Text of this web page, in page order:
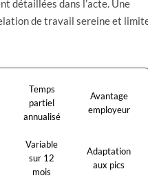
détaillées dans l’acte. Une
de travail sereine et
Temps
partiel
annualisé
Avantage
employeur
Variable
sur 12
mois
Adaptation
aux pics